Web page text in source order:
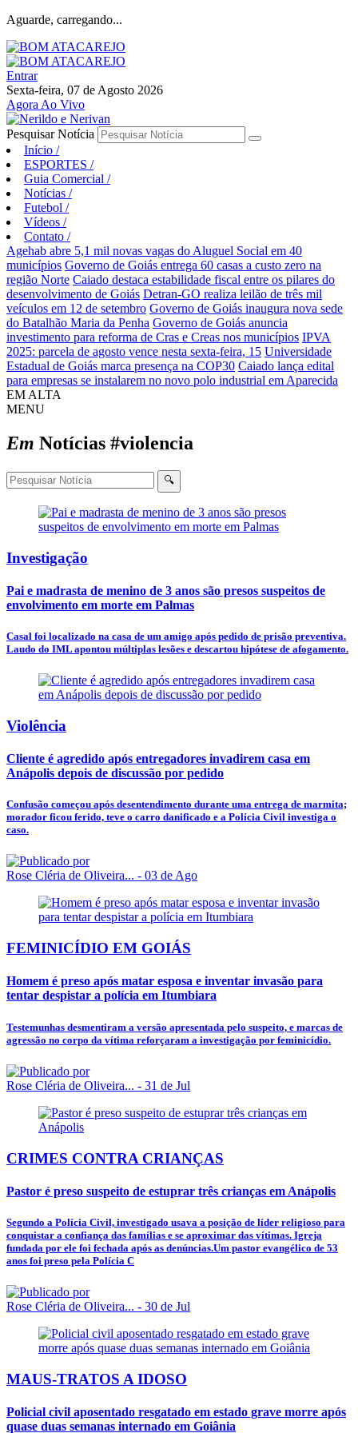
Aguarde, carregando...
Entrar
Sexta-feira, 07 de Agosto 2026
Agora Ao Vivo
Pesquisar Notícia
Início /
ESPORTES /
Guia Comercial /
Notícias /
Futebol /
Vídeos /
Contato /
Agehab abre 5,1 mil novas vagas do Aluguel Social em 40
municípios Governo de Goiás entrega 60 casas a custo zero na
região Norte Caiado destaca estabilidade fiscal entre os pilares do
desenvolvimento de Goiás Detran-GO realiza leilão de três mil
veículos em 12 de setembro Governo de Goiás inaugura nova sede
do Batalhão Maria da Penha Governo de Goiás anuncia
investimento para reforma de Cras e Creas nos municípios IPVA
2025: parcela de agosto vence nesta sexta-feira, 15 Universidade
Estadual de Goiás marca presença na COP30 Caiado lança edital
para empresas se instalarem no novo polo industrial em Aparecida
EM ALTA
MENU
Em Notícias #violencia
🔍
Investigação
Pai e madrasta de menino de 3 anos são presos suspeitos de
envolvimento em morte em Palmas
Casal foi localizado na casa de um amigo após pedido de prisão preventiva.
Laudo do IML apontou múltiplas lesões e descartou hipótese de afogamento.
Violência
Cliente é agredido após entregadores invadirem casa em
Anápolis depois de discussão por pedido
Confusão começou após desentendimento durante uma entrega de marmita;
morador ficou ferido, teve o carro danificado e a Polícia Civil investiga o
caso.
Rose Cléria de Oliveira... - 03 de Ago
FEMINICÍDIO EM GOIÁS
Homem é preso após matar esposa e inventar invasão para
tentar despistar a polícia em Itumbiara
Testemunhas desmentiram a versão apresentada pelo suspeito, e marcas de
agressão no corpo da vítima reforçaram a investigação por feminicídio.
Rose Cléria de Oliveira... - 31 de Jul
CRIMES CONTRA CRIANÇAS
Pastor é preso suspeito de estuprar três crianças em Anápolis
Segundo a Polícia Civil, investigado usava a posição de líder religioso para
conquistar a confiança das famílias e se aproximar das vítimas. Igreja
fundada por ele foi fechada após as denúncias.Um pastor evangélico de 53
anos foi preso pela Polícia C
Rose Cléria de Oliveira... - 30 de Jul
MAUS-TRATOS A IDOSO
Policial civil aposentado resgatado em estado grave morre após
quase duas semanas internado em Goiânia